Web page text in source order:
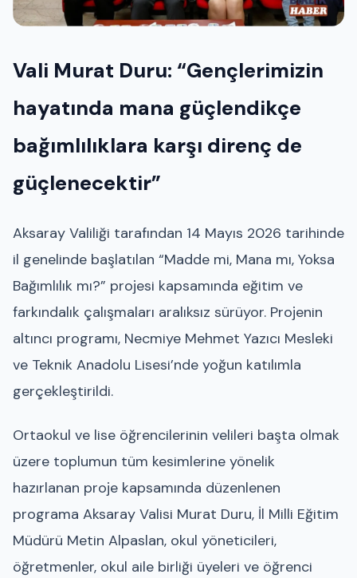
Vali Murat Duru: “Gençlerimizin
hayatında mana güçlendikçe
bağımlılıklara karşı direnç de
güçlenecektir”
Aksaray Valiliği tarafından 14 Mayıs 2026 tarihinde
il genelinde başlatılan “Madde mi, Mana mı, Yoksa
Bağımlılık mı?” projesi kapsamında eğitim ve
farkındalık çalışmaları aralıksız sürüyor. Projenin
altıncı programı, Necmiye Mehmet Yazıcı Mesleki
ve Teknik Anadolu Lisesi’nde yoğun katılımla
gerçekleştirildi.
Ortaokul ve lise öğrencilerinin velileri başta olmak
üzere toplumun tüm kesimlerine yönelik
hazırlanan proje kapsamında düzenlenen
programa Aksaray Valisi Murat Duru, İl Milli Eğitim
Müdürü Metin Alpaslan, okul yöneticileri,
öğretmenler, okul aile birliği üyeleri ve öğrenci